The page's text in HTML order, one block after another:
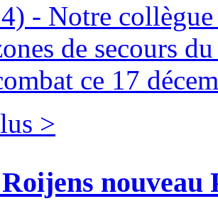
- Notre
de secours
ce 17
>
nouveau